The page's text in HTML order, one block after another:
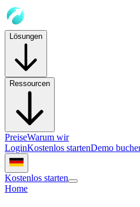
Lösungen
Ressourcen
PreiseWarum wir
LoginKostenlos startenDemo
Kostenlos starten
Home